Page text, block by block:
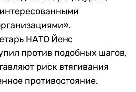
НАТО Йенс
против подобных шагов,
риск втягивания
противостояние.